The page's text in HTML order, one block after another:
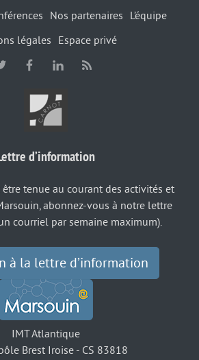
Nos partenaires
L’équipe
légales
Espace privé
d’information
tenue au courant des activités et
abonnez-vous à notre lettre
courriel par semaine maximum).
à la lettre d’information
IMT Atlantique
Brest Iroise - CS 83818